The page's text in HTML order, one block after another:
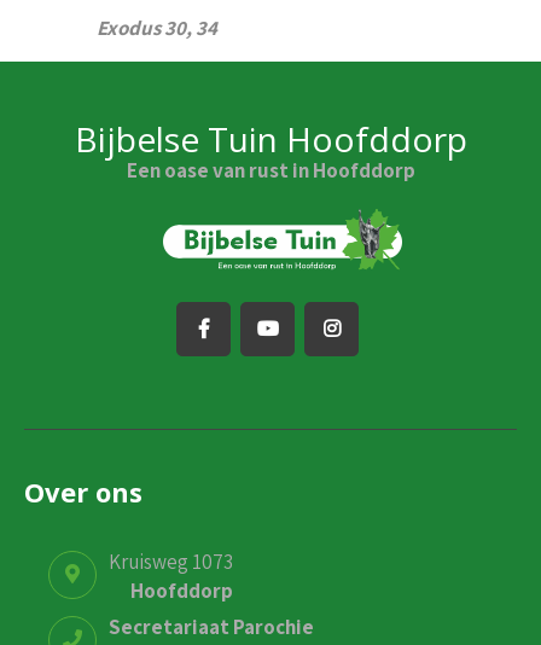
Exodus 30, 34
Bijbelse Tuin Hoofddorp
Een oase van rust in Hoofddorp
Over ons
Kruisweg 1073
Hoofddorp
Secretariaat Parochie